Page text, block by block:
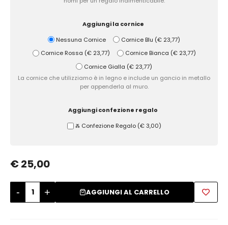
Aggiungi la cornice
Nessuna Cornice
Cornice Blu (€ 23,77)
Cornice Rossa (€ 23,77) Cornice Bianca (€ 23,77)
Cornice Gialla (€ 23,77)
La cornice che utilizziamo è in legno e include un gancio in metallo
per appenderla al muro.
Aggiungi confezione regalo
Ⰶ Confezione Regalo (€ 3,00)
€ 25,00
- + AGGIUNGI AL CARRELLO